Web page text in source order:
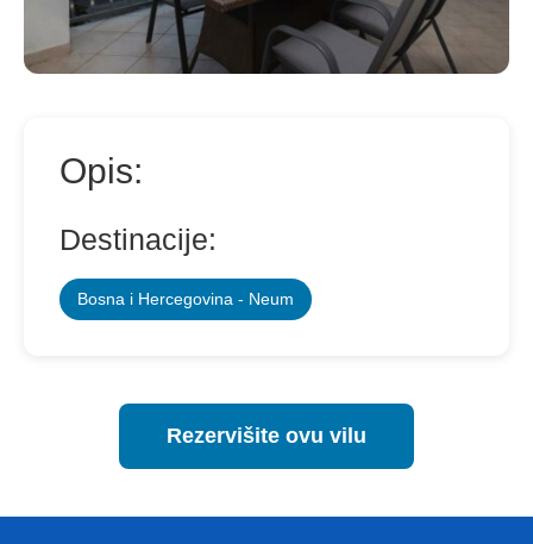
Opis:
Destinacije:
Bosna i Hercegovina - Neum
Rezervišite ovu vilu